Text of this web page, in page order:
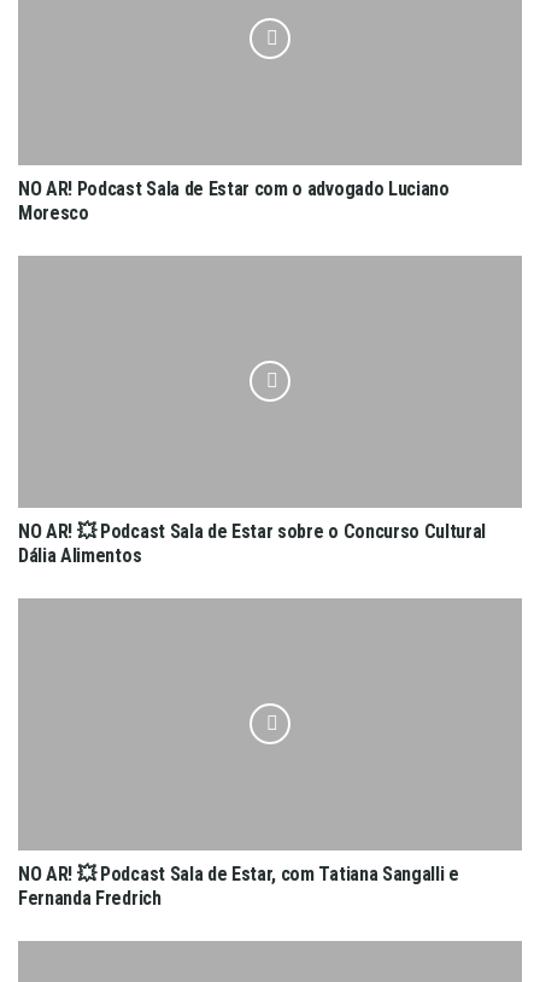
NO AR! Podcast Sala de Estar com o advogado Luciano
Moresco
NO AR! 💥 Podcast Sala de Estar sobre o Concurso Cultural
Dália Alimentos
NO AR! 💥 Podcast Sala de Estar, com Tatiana Sangalli e
Fernanda Fredrich